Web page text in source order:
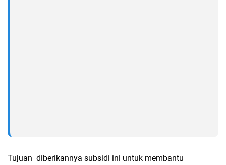
Tujuan diberikannya subsidi ini untuk membantu